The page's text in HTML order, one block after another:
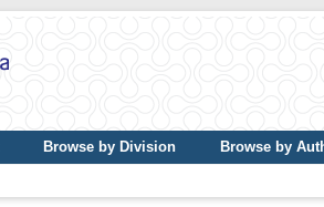
Browse by Division Browse by